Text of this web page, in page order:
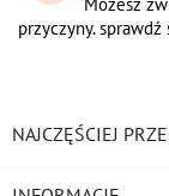
przyczyny. sprawdź
NAJCZĘŚCIEJ